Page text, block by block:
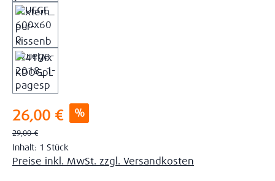
Verkaufspreis:
26,00 € %
Regulärer Preis:
29,00 €
Inhalt: 1 Stück
Preise inkl. MwSt. zzgl. Versandkosten